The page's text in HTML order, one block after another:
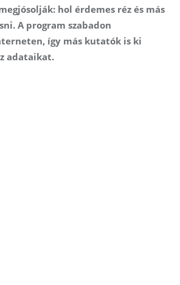
hol érdemes réz és más
A program szabadon
így más kutatók is ki
adataikat.